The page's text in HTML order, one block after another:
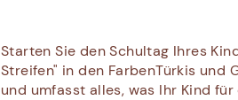
Starten Sie den Schultag Ihres
Streifen" in den FarbenTürkis und
und umfasst alles, was Ihr Kind